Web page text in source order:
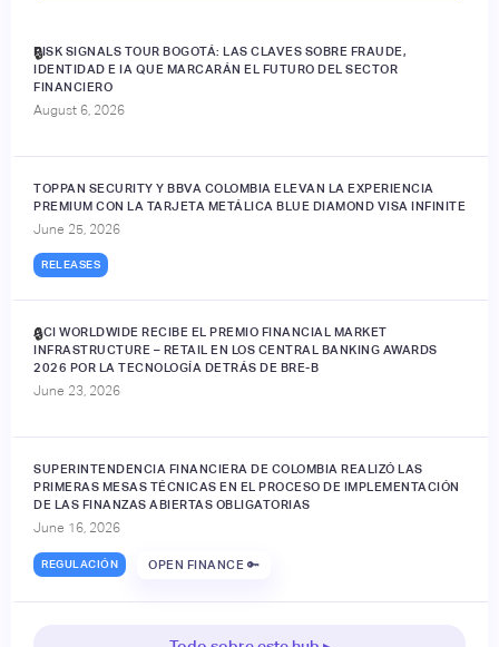
RISK SIGNALS TOUR BOGOTÁ: LAS CLAVES SOBRE FRAUDE,
IDENTIDAD E IA QUE MARCARÁN EL FUTURO DEL SECTOR
FINANCIERO
August 6, 2026
🔒
TOPPAN SECURITY Y BBVA COLOMBIA ELEVAN LA EXPERIENCIA
PREMIUM CON LA TARJETA METÁLICA BLUE DIAMOND VISA INFINITE
June 25, 2026
RELEASES
ACI WORLDWIDE RECIBE EL PREMIO FINANCIAL MARKET
INFRASTRUCTURE – RETAIL EN LOS CENTRAL BANKING AWARDS
2026 POR LA TECNOLOGÍA DETRÁS DE BRE-B
June 23, 2026
🔒
SUPERINTENDENCIA FINANCIERA DE COLOMBIA REALIZÓ LAS
PRIMERAS MESAS TÉCNICAS EN EL PROCESO DE IMPLEMENTACIÓN
DE LAS FINANZAS ABIERTAS OBLIGATORIAS
June 16, 2026
REGULACIÓN OPEN FINANCE 🔑